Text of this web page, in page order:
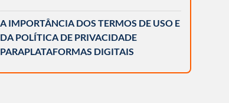
A IMPORTÂNCIA DOS TERMOS DE USO E
DA POLÍTICA DE PRIVACIDADE
PARAPLATAFORMAS DIGITAIS